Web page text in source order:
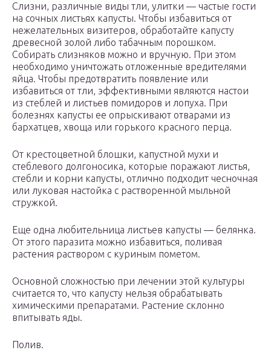
Слизни, различные виды тли, улитки — частые гости
на сочных листьях капусты. Чтобы избавиться от
нежелательных визитеров, обработайте капусту
древесной золой либо табачным порошком.
Собирать слизняков можно и вручную. При этом
необходимо уничтожать отложенные вредителями
яйца. Чтобы предотвратить появление или
избавиться от тли, эффективными являются настои
из стеблей и листьев помидоров и лопуха. При
болезнях капусты ее опрыскивают отварами из
бархатцев, хвоща или горького красного перца.
От крестоцветной блошки, капустной мухи и
стеблевого долгоносика, которые поражают листья,
стебли и корни капусты, отлично подходит чесночная
или луковая настойка с растворенной мыльной
стружкой.
Еще одна любительница листьев капусты — белянка.
От этого паразита можно избавиться, поливая
растения раствором с куриным пометом.
Основной сложностью при лечении этой культуры
считается то, что капусту нельзя обрабатывать
химическими препаратами. Растение склонно
впитывать яды.
Полив.